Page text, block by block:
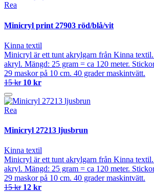
Rea
Minicryl print 27903 röd/blå/vit
Kinna textil
Minicryl är ett tunt akrylgarn från Kinna
akryl. Mängd: 25 gram = ca 120 meter.
29 maskor på 10 cm. 40 grader maskintvätt.
15 kr 10 kr
Rea
Minicryl 27213 ljusbrun
Kinna textil
Minicryl är ett tunt akrylgarn från Kinna
akryl. Mängd: 25 gram = ca 120 meter.
29 maskor på 10 cm. 40 grader maskintvätt.
15 kr 12 kr